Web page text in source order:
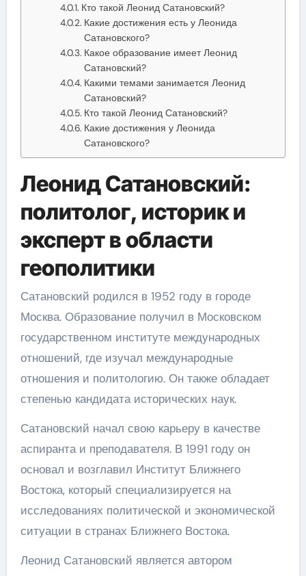
Кто такой Леонид Сатановский?
Какие достижения есть у Леонида
Сатановского?
Какое образование имеет Леонид
Сатановский?
Какими темами занимается Леонид
Сатановский?
Кто такой Леонид Сатановский?
Какие достижения у Леонида
Сатановского?
Леонид Сатановский:
политолог, историк и
эксперт в области
геополитики
Сатановский родился в 1952 году в городе
Москва. Образование получил в Московском
государственном институте международных
отношений, где изучал международные
отношения и политологию. Он также обладает
степенью кандидата исторических наук.
Сатановский начал свою карьеру в качестве
аспиранта и преподавателя. В 1991 году он
основал и возглавил Институт Ближнего
Востока, который специализируется на
исследованиях политической и экономической
ситуации в странах Ближнего Востока.
Леонид Сатановский является автором